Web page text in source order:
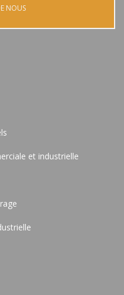
NOUS
et industrielle